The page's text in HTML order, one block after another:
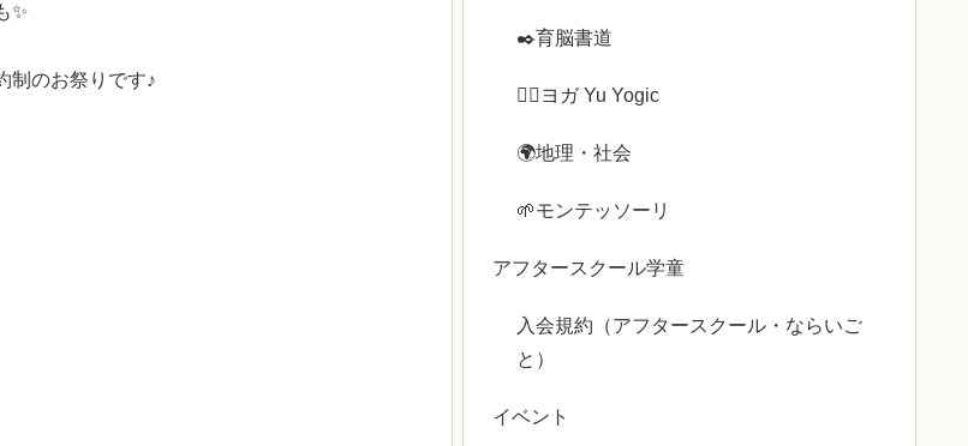
✨
制のお祭りです♪
✒️育脳書道
🧘‍♀️ヨガ Yu Yogic
🌍️地理・社会
🌱モンテッソーリ
アフタースクール学童
入会規約（アフタースクール・ならいご
と）
イベント